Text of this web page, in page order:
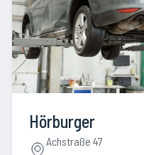
Hörburger
Achstraße 47